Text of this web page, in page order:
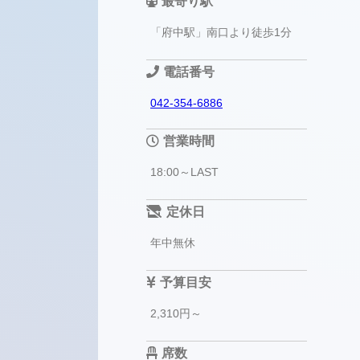
「府中駅」南口より徒歩1分
電話番号
042-354-6886
営業時間
18:00～LAST
定休日
年中無休
予算目安
2,310円～
席数